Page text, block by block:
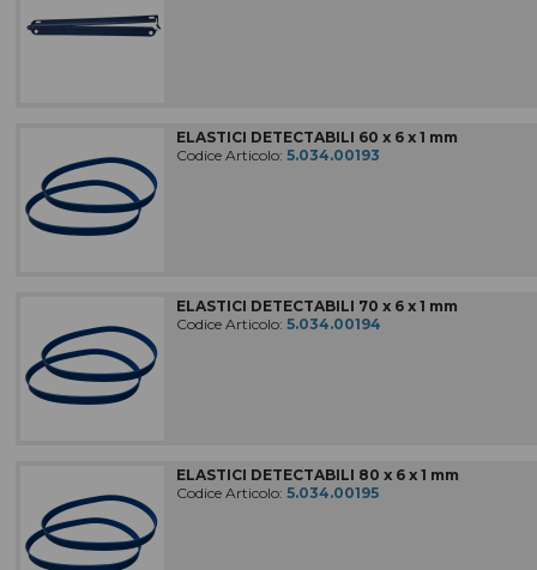
ELASTICI DETECTABILI 60 x 6 x 1 mm
Codice Articolo: 5.034.00193
ELASTICI DETECTABILI 70 x 6 x 1 mm
Codice Articolo: 5.034.00194
ELASTICI DETECTABILI 80 x 6 x 1 mm
Codice Articolo: 5.034.00195